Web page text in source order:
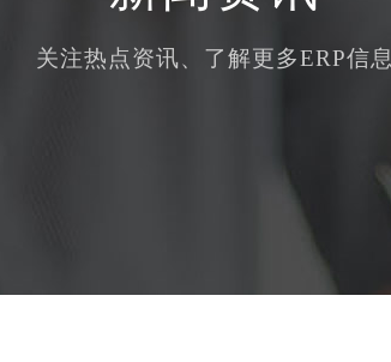
统率移动办公系统
关注热点资讯、了解更多ERP信息